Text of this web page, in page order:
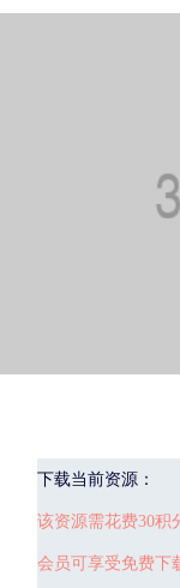
下载当前资源：
该资源需花费30积
会员可享受免费下